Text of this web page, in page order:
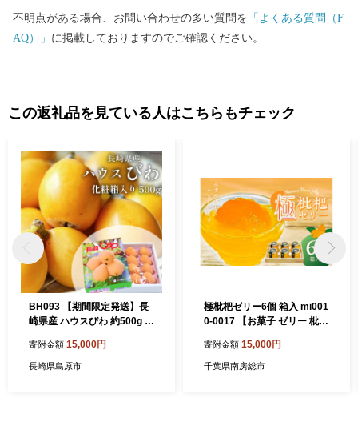
不明点がある場合、お問い合わせの多い質問を 「よくある質問（F
AQ）」 に掲載しておりますのでご確認ください。
この返礼品を見ている人はこちらもチェック
BH093 【期間限定発送】長
崎県産 ハウスびわ 約500g 化
だもの びわ ビワ 枇杷 数量限
定 季節限定 初夏 長崎県 島原
寄附金額 15,000円
長崎県島原市
極枇杷ゼリー6個 箱入 mi001
0-0017 【お菓子 ゼリー 枇杷
ギフト 果物 スイーツ】
寄附金額 15,000円
千葉県南房総市